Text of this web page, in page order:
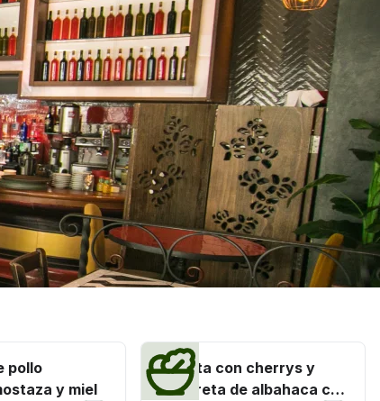
pollo
y miel
Burrata con cherrys y
vinagreta de albahaca con